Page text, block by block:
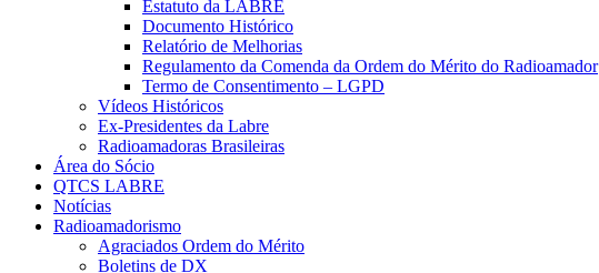
Estatuto da LABRE
Documento Histórico
Relatório de Melhorias
Regulamento da Comenda da Ordem do Mérito do Radioamador
Termo de Consentimento – LGPD
Vídeos Históricos
Ex-Presidentes da Labre
Radioamadoras Brasileiras
Área do Sócio
QTCS LABRE
Notícias
Radioamadorismo
Agraciados Ordem do Mérito
Boletins de DX